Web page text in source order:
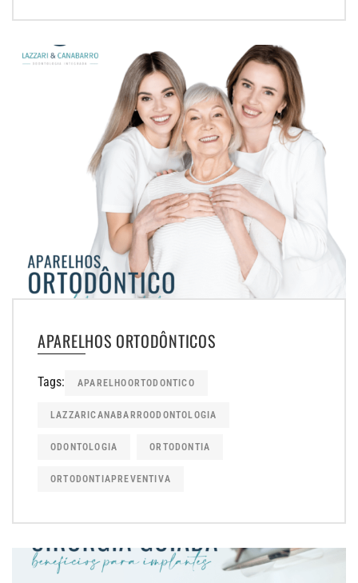
APARELHOS ORTODÔNTICOS
Tags: APARELHOORTODONTICO
LAZZARICANABARROODONTOLOGIA
ODONTOLOGIA ORTODONTIA
ORTODONTIAPREVENTIVA